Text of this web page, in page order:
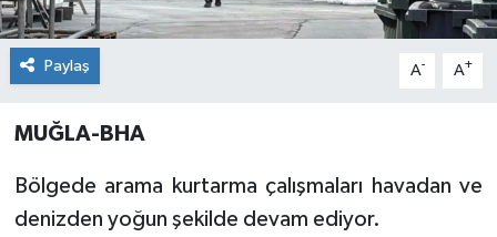
Paylaş A- A+
MUĞLA-BHA
Bölgede arama kurtarma çalışmaları havadan ve
denizden yoğun şekilde devam ediyor.